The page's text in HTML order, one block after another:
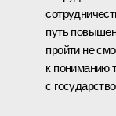
путь
пройти не
к пониманию
с